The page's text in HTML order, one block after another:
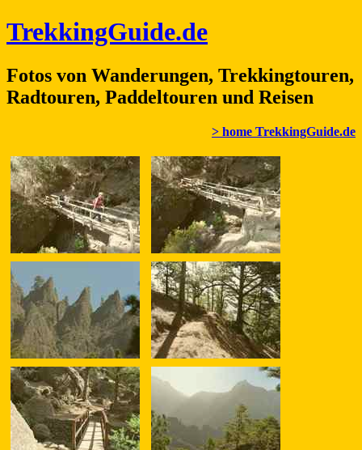
TrekkingGuide.de
Fotos von Wanderungen, Trekkingtouren,
Radtouren, Paddeltouren und Reisen
> home TrekkingGuide.de